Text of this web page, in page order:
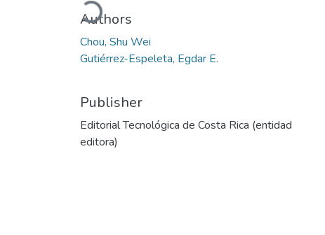
Loading...
Authors
Chou, Shu Wei
Gutiérrez-Espeleta, Egdar E.
Publisher
Editorial Tecnológica de Costa Rica (entidad
editora)